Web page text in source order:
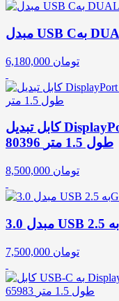
6,180,000 تومان
کابل تبدیل DisplayPort به HDMI یوگرین مدل DP115-
80396 طول 1.5 متر
8,500,000 تومان
7,500,000 تومان